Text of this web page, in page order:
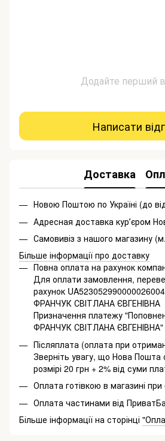
Додайте перший
Написати
Доставка
Новою Поштою по Україні (до
Адресная доставка курʼєром
Самовивіз з нашого магазину
Більше інформації про доставку
Повна оплата на рахунок
Для оплати замовлення,
рахунок
ФРАНЧУК СВІТЛАНА ЄВГЕНІВНА
Призначення платежу
ФРАНЧУК СВІТЛАНА ЄВГЕНІВНА"
Післяплата (оплата при
Зверніть увагу, що Нова Пошта
розмірі 20 грн + 2% від суми
Оплата готівкою в магазині при
Оплата частинами від
Більше інформації на сторінці